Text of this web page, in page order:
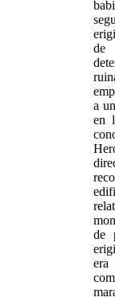
de
a
en
de
era